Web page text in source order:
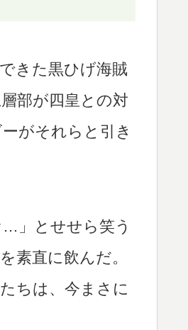
きた黒ひげ海賊
部が四皇との対
がそれらと引き
」とせせら笑う
素直に飲んだ。
ちは、今まさに